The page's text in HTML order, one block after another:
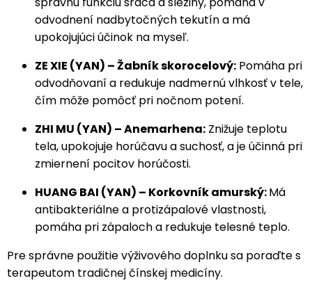
odvodnení nadbytočných tekutín a má
upokojujúci účinok na myseľ.
ZE XIE (YAN) – Žabník skorocelový: Pomáha pri
odvodňovaní a redukuje nadmernú vlhkosť v tele,
čím môže pomôcť pri nočnom potení.
ZHI MU (YAN) – Anemarhena: Znižuje teplotu
tela, upokojuje horúčavu a suchosť, a je účinná pri
zmiernení pocitov horúčosti.
HUANG BAI (YAN) – Korkovník amurský:Má
antibakteriálne a protizápalové vlastnosti,
pomáha pri zápaloch a redukuje telesné teplo.
Pre správne použitie výživového doplnku sa poraďte s
terapeutom tradičnej čínskej medicíny.